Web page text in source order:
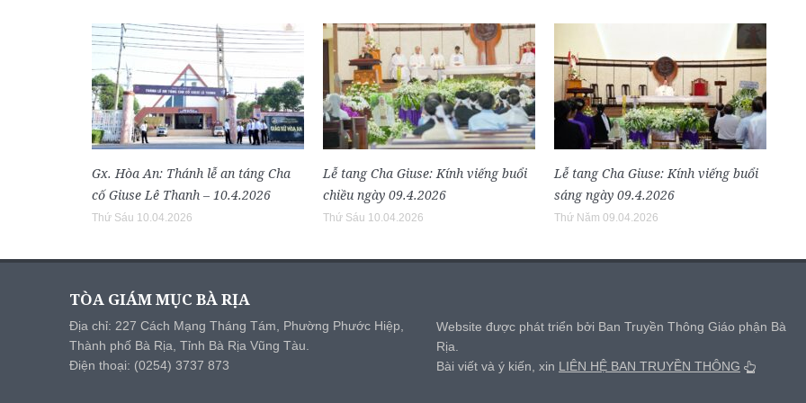
Gx. Hòa An: Thánh lễ an táng Cha
cố Giuse Lê Thanh – 10.4.2026
Thứ Sáu 10.04.2026
Lễ tang Cha Giuse: Kính viếng buổi
chiều ngày 09.4.2026
Thứ Sáu 10.04.2026
Lễ tang Cha Giuse: Kính viếng buổi
sáng ngày 09.4.2026
Thứ Năm 09.04.2026
TÒA GIÁM MỤC BÀ RỊA
Địa chỉ: 227 Cách Mạng Tháng Tám, Phường Phước Hiệp,
Thành phố Bà Rịa, Tỉnh Bà Rịa Vũng Tàu.
Điện thoại: (0254) 3737 873
Website được phát triển bởi Ban Truyền Thông Giáo phận Bà
Rịa.
Bài viết và ý kiến, xin LIÊN HỆ BAN TRUYỀN THÔNG